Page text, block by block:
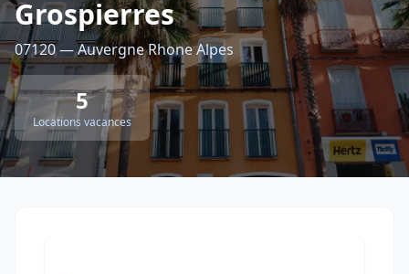
Grospierres
07120 — Auvergne Rhone Alpes
5
Locations vacances